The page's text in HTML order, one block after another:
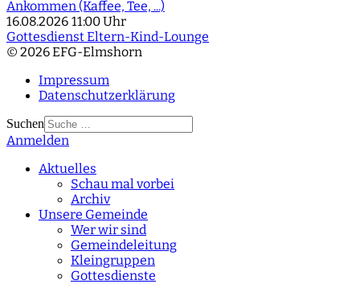
Ankommen (Kaffee, Tee, ...)
16.08.2026 11:00 Uhr
Gottesdienst Eltern-Kind-Lounge
© 2026 EFG-Elmshorn
Impressum
Datenschutzerklärung
Suchen
Type 2 or more
Anmelden
Aktuelles
Schau mal vorbei
Archiv
Unsere Gemeinde
Wer wir sind
Gemeindeleitung
Kleingruppen
Gottesdienste